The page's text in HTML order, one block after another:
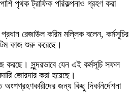
পৃথক ট্রাফিক পরিকল্পনাও গ্রহণ করা
প্রধান রেজাউল করিম মল্লিক বলেন, কর্মসূচির
কাজ শুরু করেছে।
করছে। সুন্দরভাবে যেন এই কর্মসূচি সফল
জোরদার করা হয়েছে।
অংশগ্রহণকারীদের জন্য কিছু দিকনির্দেশনা